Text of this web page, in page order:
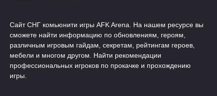
Сайт СНГ комьюнити игры AFK Arena. На нашем ресурсе вы
сможете найти информацию по обновлениям, героям,
различным игровым гайдам, секретам, рейтингам героев,
мебели и многом другом. Найти рекомендации
профессиональных игроков по прокачке и прохождению
игры.